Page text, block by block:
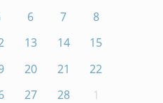
6 7
8
13 14
15
20 21
22
27 28 1